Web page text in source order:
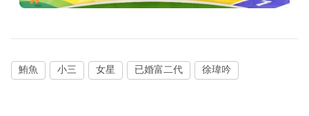
鮪魚 小三 女星 已婚富二代 徐瑋吟